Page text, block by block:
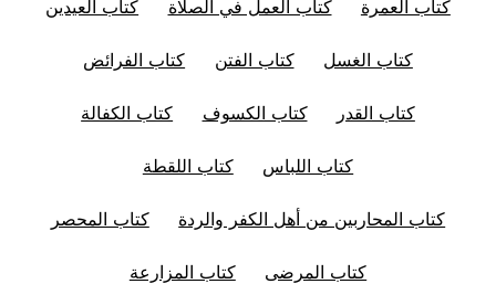
كتاب العمرة كتاب العمل في الصلاة كتاب العيدين
كتاب الغسل كتاب الفتن كتاب الفرائض
كتاب القدر كتاب الكسوف كتاب الكفالة
كتاب اللباس كتاب اللقطة
كتاب المحاربين من أهل الكفر والردة كتاب المحصر
كتاب المرضى كتاب المزارعة